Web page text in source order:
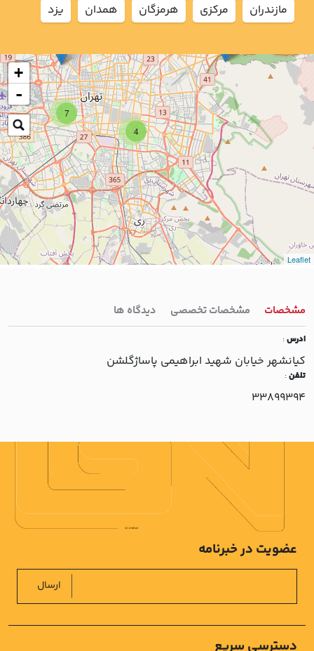
7
4
+
-
Leaflet
مازندران
مركزي هرمزگان همدان يزد
مشخصات مشخصات تخصصی دیدگاه ها
ادرس:
کيانشهر خيابان شهيد ابراهيمي پاساژگلشن
تلفن:
33899394
دسترسی سریع
عضویت در خبرنامه
ارسال